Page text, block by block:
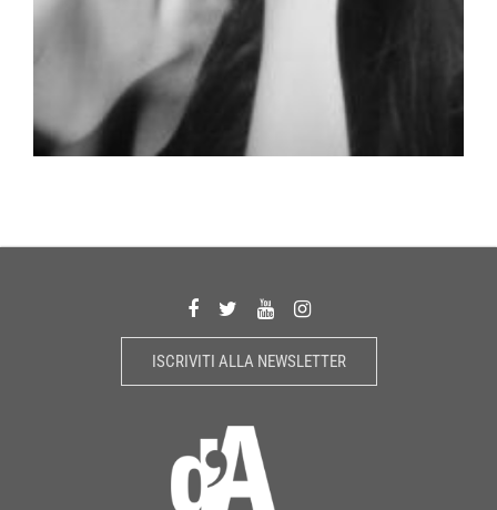
ISCRIVITI ALLA NEWSLETTER